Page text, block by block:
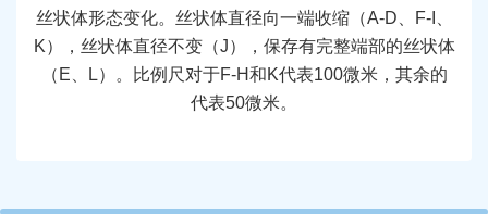
丝状体形态变化。丝状体直径向一端收缩（A-D、F-I、
K），丝状体直径不变（J），保存有完整端部的丝状体
（E、L）。比例尺对于F-H和K代表100微米，其余的
代表50微米。